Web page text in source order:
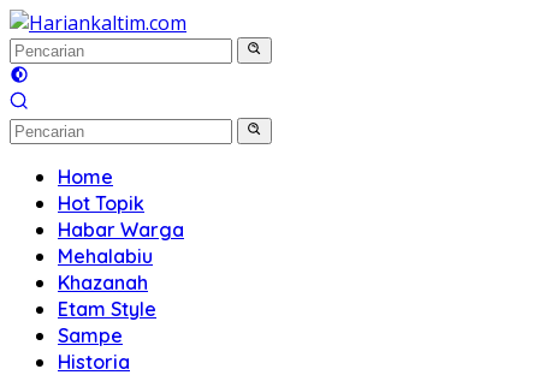
Langsung
ke
konten
Home
Hot Topik
Habar Warga
Mehalabiu
Khazanah
Etam Style
Sampe
Historia